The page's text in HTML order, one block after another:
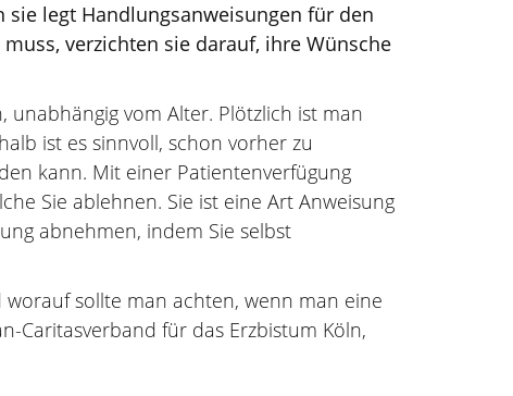
legt Handlungsanweisungen für den
verzichten sie darauf, ihre Wünsche
vom Alter. Plötzlich ist man
ist es sinnvoll, schon vorher zu
kann. Mit einer Patientenverfügung
Sie ablehnen. Sie ist eine Art Anweisung
abnehmen, indem Sie selbst
sollte man achten, wenn man eine
Caritasverband für das Erzbistum Köln,